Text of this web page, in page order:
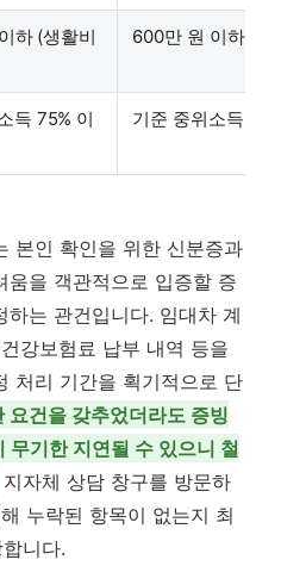
하 (생활비
600만 원 이하 (동
득 75% 이
기준 중위소득
본인 확인을 위한 신분증과
움을 객관적으로 입증할 증
하는 관건입니다. 임대차 계
강보험료 납부 내역 등을
처리 기간을 획기적으로 단
요건을 갖추었더라도 증빙
무기한 지연될 수 있으니 철
지자체 상담 창구를 방문하
누락된 항목이 없는지 최
니다.